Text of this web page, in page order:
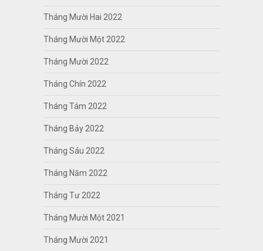
Tháng Mười Hai 2022
Tháng Mười Một 2022
Tháng Mười 2022
Tháng Chín 2022
Tháng Tám 2022
Tháng Bảy 2022
Tháng Sáu 2022
Tháng Năm 2022
Tháng Tư 2022
Tháng Mười Một 2021
Tháng Mười 2021